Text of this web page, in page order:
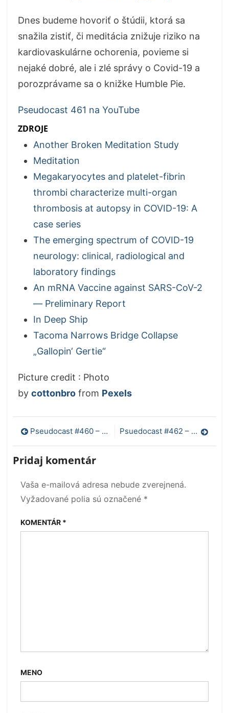
Dnes budeme hovoriť o štúdii, ktorá sa
snažila zistiť, či meditácia znižuje riziko na
kardiovaskulárne ochorenia, povieme si
nejaké dobré, ale i zlé správy o Covid-19 a
porozprávame sa o knižke Humble Pie.
Pseudocast 461 na YouTube
ZDROJE
Another Broken Meditation Study
Meditation
Megakaryocytes and platelet-fibrin
thrombi characterize multi-organ
thrombosis at autopsy in COVID-19: A
case series
The emerging spectrum of COVID-19
neurology: clinical, radiological and
laboratory findings
An mRNA Vaccine against SARS-CoV-2
— Preliminary Report
In Deep Ship
Tacoma Narrows Bridge Collapse
„Gallopin‘ Gertie“
Picture credit : Photo
by cottonbro from Pexels
Navigácia
v
článku
Pseudocast #460 – Editovanie mitochondriálnej DNA, povrchová teplota Zeme Psuedocast #462 – Nové spôsoby detegovania rakoviny, slizniaci, MMS a Covid-19
Pridaj komentár
Vaša e-mailová adresa nebude zverejnená.
Vyžadované polia sú označené *
KOMENTÁR *
MENO